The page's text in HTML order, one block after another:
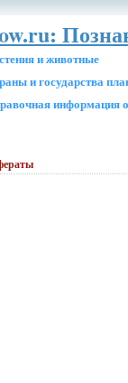
и животные
и государства
информация